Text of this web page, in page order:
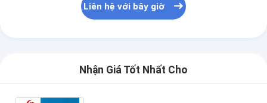
Liên hệ với bây giờ
Nhận Giá Tốt Nhất Cho